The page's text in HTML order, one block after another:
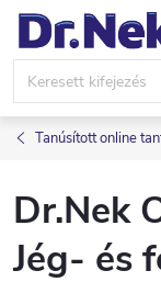
Ugrás
Tanúsított online
Dr.Nek
Jég- és